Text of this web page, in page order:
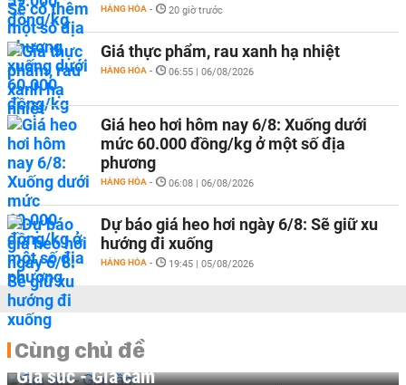
HÀNG HÓA - 20 giờ trước
Giá thực phẩm, rau xanh hạ nhiệt
HÀNG HÓA - 06:55 | 06/08/2026
Giá heo hơi hôm nay 6/8: Xuống dưới
mức 60.000 đồng/kg ở một số địa
phương
HÀNG HÓA - 06:08 | 06/08/2026
Dự báo giá heo hơi ngày 6/8: Sẽ giữ xu
hướng đi xuống
HÀNG HÓA - 19:45 | 05/08/2026
Cùng chủ đề
Gia súc - Gia cầm